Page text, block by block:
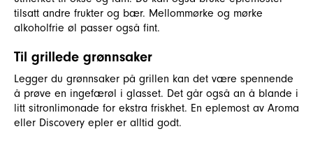
tilsatt andre frukter og bær. Mellommørke og mørke
alkoholfrie øl passer også fint.
Til grillede grønnsaker
Legger du grønnsaker på grillen kan det være spennende
å prøve en ingefærøl i glasset. Det går også an å blande i
litt sitronlimonade for ekstra friskhet. En eplemost av Aroma
eller Discovery epler er alltid godt.